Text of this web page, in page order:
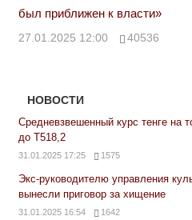
был приближен к власти»
27.01.2025 12:00 40536
НОВОСТИ
Средневзвешенный курс тенге на
до Т518,2
31.01.2025 17:25 1575
Экс-руководителю управления
вынесли приговор за хищение
31.01.2025 16:54 1642